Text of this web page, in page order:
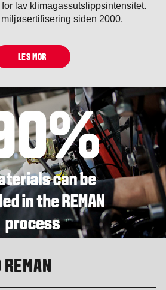
lav klimagassutslippsintensitet.
siden 2000.
LES MOR